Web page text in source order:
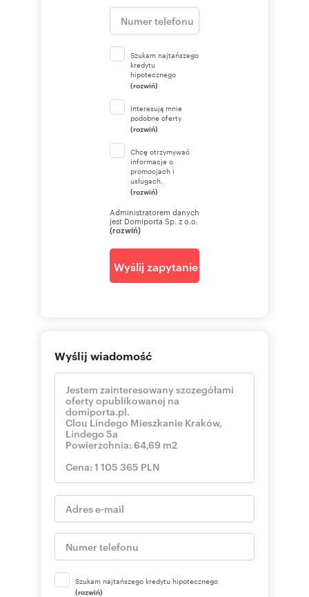
Szukam najtańszego
kredytu
hipotecznego
(rozwiń)
Interesują mnie
podobne oferty
(rozwiń)
Chcę otrzymywać
informacje o
promocjach i
usługach.
(rozwiń)
Administratorem danych
jest Domiporta Sp. z o.o.
(rozwiń)
Wyślij zapytanie
Wyślij wiadomość
Szukam najtańszego kredytu hipotecznego
(rozwiń)